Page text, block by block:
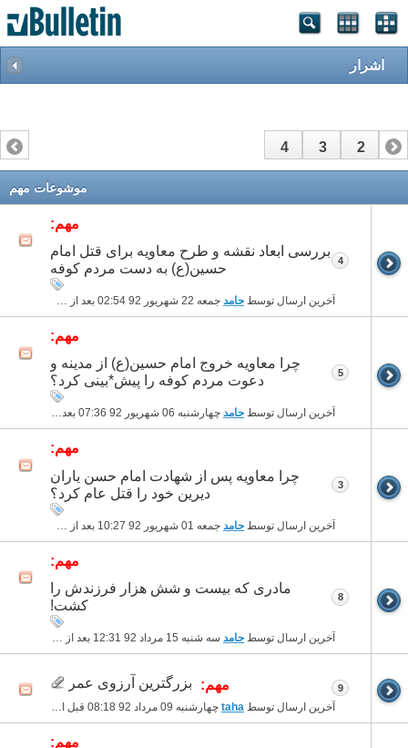
اشرار
1
2
3
4
موشوعات مهم
مهم:
بررسی ابعاد نقشه و طرح معاویه برای قتل امام
حسین(ع) به دست مردم کوفه
آخرین ارسال توسط حامد جمعه 22 شهریور 92 02:54 بعد از ظهر
4
مهم:
چرا معاویه خروج امام حسین(ع) از مدینه و
دعوت مردم کوفه را پیش*بینی کرد؟
آخرین ارسال توسط حامد چهارشنبه 06 شهریور 92 07:36 بعد از ظهر
5
مهم:
چرا معاویه پس از شهادت امام حسن یاران
دیرین خود را قتل عام کرد؟
آخرین ارسال توسط حامد جمعه 01 شهریور 92 10:27 بعد از ظهر
3
مهم:
مادری که بیست و شش هزار فرزندش را
کشت!
آخرین ارسال توسط حامد سه شنبه 15 مرداد 92 12:31 بعد از ظهر
8
مهم: بزرگترین آرزوی عمر
آخرین ارسال توسط taha چهارشنبه 09 مرداد 92 08:18 قبل از ظهر
9
مهم: